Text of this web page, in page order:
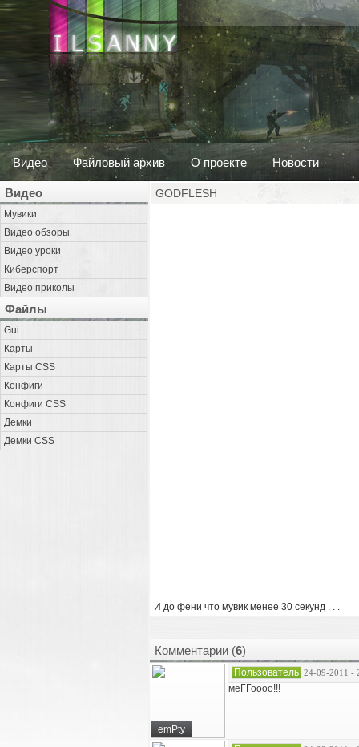
Видео Файловый архив О проекте Новости
Видео
Мувики
Видео обзоры
Видео уроки
Киберспорт
Видео приколы
Файлы
Gui
Карты
Карты CSS
Конфиги
Конфиги CSS
Демки
Демки CSS
GODFLESH
И до фени что мувик менее 30 секунд . . .
Комментарии (6)
emPty
Пользователь 24-09-2011 -
меГГоооо!!!